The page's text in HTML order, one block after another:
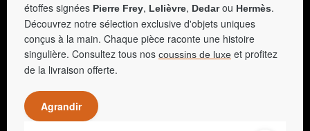
étoffes signées Pierre Frey, Lelièvre, Dedarou Hermès.
Découvrez notre sélection exclusive d'objets uniques
conçus à la main. Chaque pièce raconte une histoire
singulière. Consultez tous nos coussins de luxe et profitez
de la livraison offerte.
Agrandir